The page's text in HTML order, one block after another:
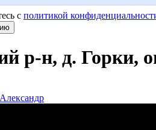
с политикой
р-н, д. Горки,